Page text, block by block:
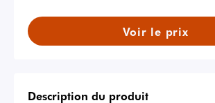
Voir le prix
Description du produit